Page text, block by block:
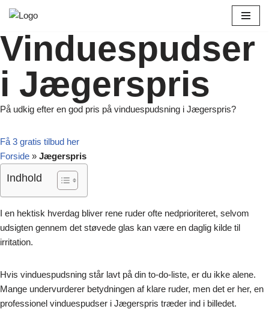
til
indhold
Vinduespudser
i Jægerspris
På udkig efter en god pris på vinduespudsning i Jægerspris?
Få 3 gratis tilbud her
Forside » Jægerspris
Indhold
I en hektisk hverdag bliver rene ruder ofte nedprioriteret, selvom
udsigten gennem det støvede glas kan være en daglig kilde til
irritation.
Hvis vinduespudsning står lavt på din to-do-liste, er du ikke alene.
Mange undervurderer betydningen af klare ruder, men det er her, en
professionel vinduespudser i Jægerspris træder ind i billedet.